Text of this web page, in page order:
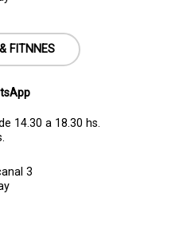
FITNNES
14.30 a 18.30 hs.
3